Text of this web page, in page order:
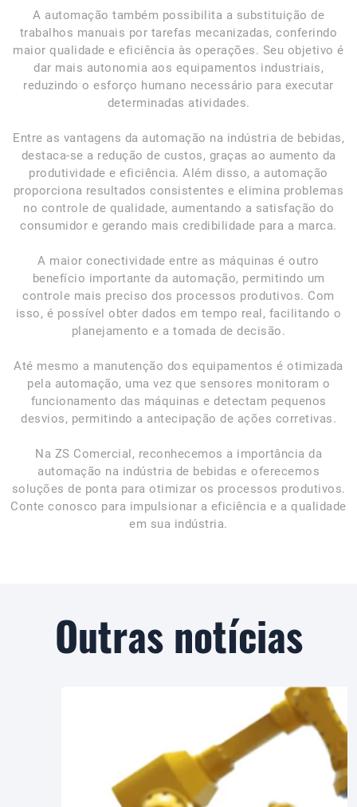
A automação também possibilita a substituição de
trabalhos manuais por tarefas mecanizadas, conferindo
maior qualidade e eficiência às operações. Seu objetivo é
dar mais autonomia aos equipamentos industriais,
reduzindo o esforço humano necessário para executar
determinadas atividades.
Entre as vantagens da automação na indústria de bebidas,
destaca-se a redução de custos, graças ao aumento da
produtividade e eficiência. Além disso, a automação
proporciona resultados consistentes e elimina problemas
no controle de qualidade, aumentando a satisfação do
consumidor e gerando mais credibilidade para a marca.
A maior conectividade entre as máquinas é outro
benefício importante da automação, permitindo um
controle mais preciso dos processos produtivos. Com
isso, é possível obter dados em tempo real, facilitando o
planejamento e a tomada de decisão.
Até mesmo a manutenção dos equipamentos é otimizada
pela automação, uma vez que sensores monitoram o
funcionamento das máquinas e detectam pequenos
desvios, permitindo a antecipação de ações corretivas.
Na ZS Comercial, reconhecemos a importância da
automação na indústria de bebidas e oferecemos
soluções de ponta para otimizar os processos produtivos.
Conte conosco para impulsionar a eficiência e a qualidade
em sua indústria.
Outras notícias